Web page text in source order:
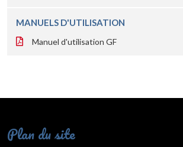
MANUELS D'UTILISATION
Manuel d'utilisation GF
Plan du site